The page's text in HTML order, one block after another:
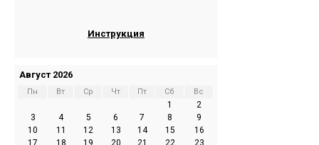
Инструкция
Август 2026
Пн Вт Ср Чт Пт Сб Вс
1
2
3
4 5 6 7 8
9
10
11 12 13 14 15
16
17
18 19 20 21 22
23